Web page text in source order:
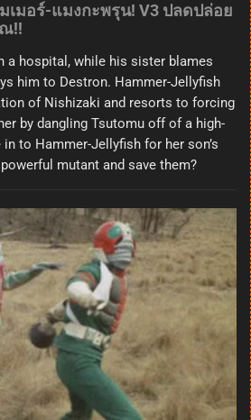
เมอร์-แมงกะพรุน! V3 ปลดปล่อย
!!
a hospital, while his sister blames
him to Destron. Hammer-Jellyfish
of Nishizaki and resorts to forcing
by dangling Tsutomu off of a high-
to Hammer-Jellyfish for her son’s
mutant and save them?